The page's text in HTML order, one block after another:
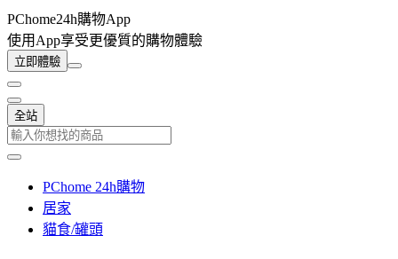
PChome24h購物App
使用App享受更優質的購物體驗
立即體驗
全站
PChome 24h購物
居家
貓食/罐頭